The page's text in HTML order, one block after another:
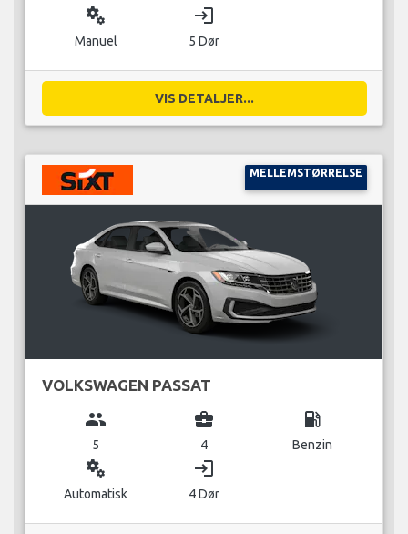
miscellaneous_services
Manuel
login
5 Dør
VIS DETALJER...
MELLEMSTØRRELSE
VOLKSWAGEN PASSAT
group
5
business_center
4
local_gas_station
Benzin
miscellaneous_services
Automatisk
login
4 Dør